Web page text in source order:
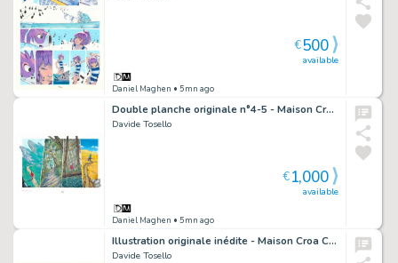
Daniel Maghen • 5mn ago
available
€500
Double planche originale n°4-5 - Maison Croa Croa
Davide Tosello
Daniel Maghen • 5mn ago
available
€1,000
Illustration originale inédite - Maison Croa Croa
Davide Tosello